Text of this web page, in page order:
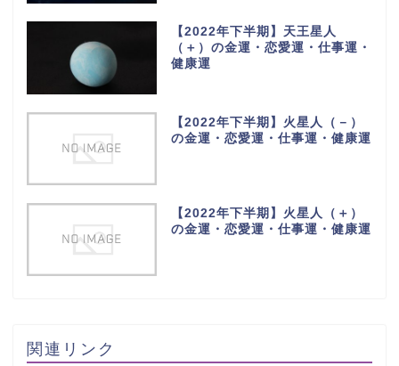
【2022年下半期】天王星人
（＋）の金運・恋愛運・仕事運・
健康運
【2022年下半期】火星人（－）
の金運・恋愛運・仕事運・健康運
【2022年下半期】火星人（＋）
の金運・恋愛運・仕事運・健康運
関連リンク